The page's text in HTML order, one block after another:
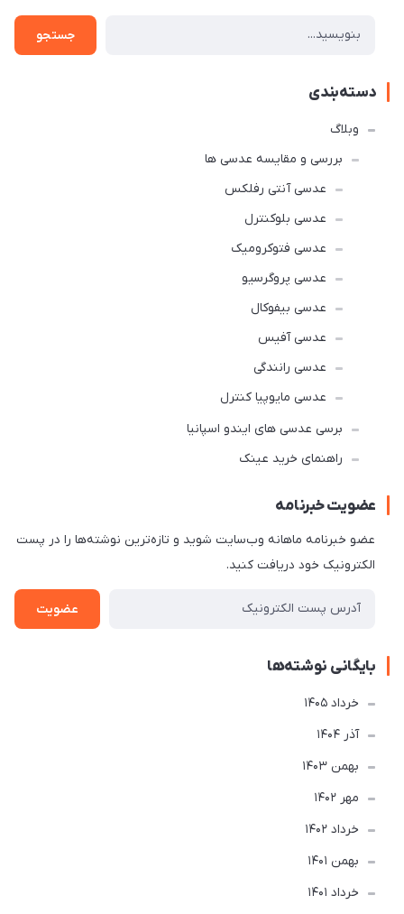
جستجو
دسته‌بندی
وبلاگ
بررسی و مقایسه عدسی ها
عدسی آنتی رفلکس
عدسی بلوکنترل
عدسی فتوکرومیک
عدسی پروگرسیو
عدسی بیفوکال
عدسی آفیس
عدسی رانندگی
عدسی مایوپیا کنترل
برسی عدسی های ایندو اسپانیا
راهنمای خرید عینک
عضویت خبرنامه
عضو خبرنامه ماهانه وب‌سایت شوید و تازه‌ترین نوشته‌ها را در پست
الکترونیک خود دریافت کنید.
عضویت
بایگانی نوشته‌ها
خرداد 1405
آذر 1404
بهمن 1403
مهر 1402
خرداد 1402
بهمن 1401
خرداد 1401